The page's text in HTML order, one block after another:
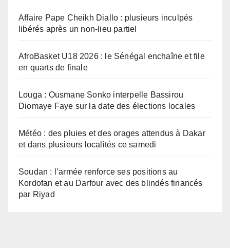
Affaire Pape Cheikh Diallo : plusieurs inculpés
libérés après un non-lieu partiel
AfroBasket U18 2026 : le Sénégal enchaîne et file
en quarts de finale
Louga : Ousmane Sonko interpelle Bassirou
Diomaye Faye sur la date des élections locales
Météo : des pluies et des orages attendus à Dakar
et dans plusieurs localités ce samedi
Soudan : l’armée renforce ses positions au
Kordofan et au Darfour avec des blindés financés
par Riyad